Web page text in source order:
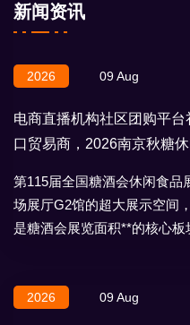
新闻资讯
2026 09 Aug
电商直播机构社区团购平
口贸易商，2026南京秋糖
第115届全国糖酒会休闲食品
场展厅G2馆的超大展示空间
是糖酒会展览面积**的核心
2026 09 Aug